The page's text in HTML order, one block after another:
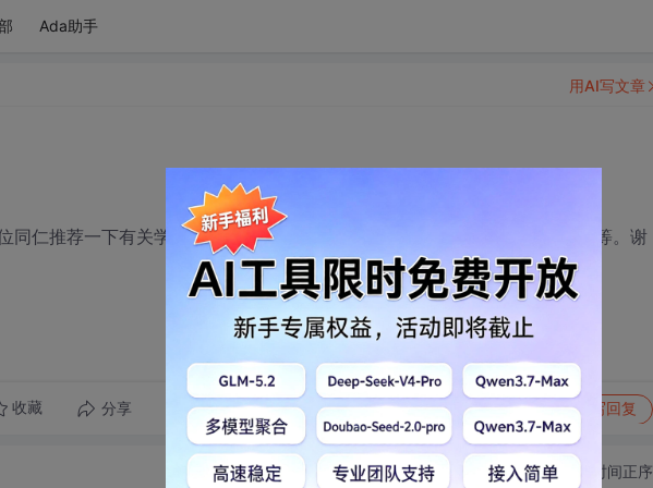
Ada助手
同仁推荐一下有关学习的网站，我学的很广，如java ,jsp, ps, flash, html 等等。谢
收藏 分享 转发到动态 举报 写回复
用AI写文章
切换为时间正序